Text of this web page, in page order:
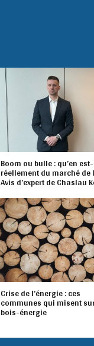
Boom ou bulle : qu’en
réellement du marché de
Avis d’expert de Chaslau
Crise de l’énergie : ces
communes qui misent
bois-énergie